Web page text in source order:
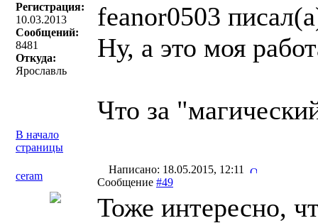
Регистрация:
10.03.2013
Сообщений:
8481
Откуда:
Ярославль
feanor0503
Ну, а это моя
Что за
В начало
страницы
ceram
Написано: 18.05.2015, 12:11
Сообщение #49
Тоже интересно,